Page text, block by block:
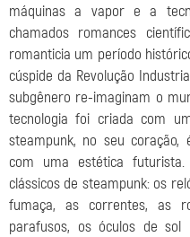
máquinas a vapor e a
chamados romances
romanticia um período
cúspide da Revolução
subgênero re-imaginam o
tecnologia foi criada com
steampunk, no seu
com uma estética
clássicos de steampunk: os
fumaça, as correntes, as
parafusos, os óculos de